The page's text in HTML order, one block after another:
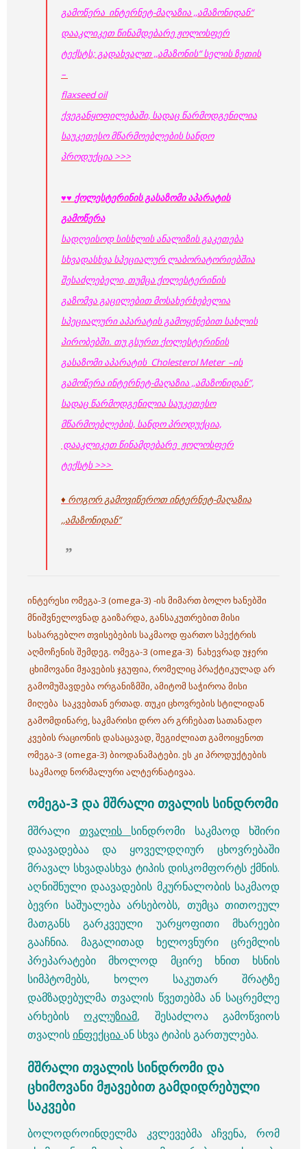
გამოწერა ინტერნეტ-მაღაზია ,,ამაზონიდან“
დააკლიკეთ წინამდებარე ჟოლოსფერ
ტექსტს; გადახვალთ ,,ამაზონის“ სელის ზეთის
–
flaxseed oil
ქვეგანყოფილებაში, სადაც წარმოდგენილია
საუკეთესო მწარმოებლების სანდო
პროდუქცია >>>
♥♥ ქოლესტერინის გასაზომი აპარატის
გამოწერა
სადღეისოდ სისხლის ანალიზის გაკეთება
სხვადასხვა სპეციალურ ლაბორატორიებშია
შესაძლებელი, თუმცა ქოლესტერინის
გაზომვა გაცილებით მოსახერხებელია
სპეციალური აპარატის გამოყენებით სახლის
პირობებში. თუ გსურთქოლესტერინის
გასაზომი აპარატის Cholesterol Meter–ის
გამოწერა ინტერნეტ-მაღაზია ,,ამაზონიდან”,
სადაც წარმოდგენილია საუკეთესო
მწარმოებლების, სანდო პროდუქცია,
დააკლიკეთ წინამდებარე ჟოლოსფერ
ტექსტს >>>
♦ როგორ გამოვიწეროთ ინტერნეტ-მაღაზია
,,ამაზონიდან”
ინტერესი ომეგა-3 (omega-3) -ის მიმართ ბოლო ხანებში
მნიშვნელოვნად გაიზარდა, განსაკუთრებით მისი
სასარგებლო თვისებების საკმაოდ ფართო სპექტრის
აღმოჩენის შემდეგ. ომეგა-3 (omega-3) ნახევრად უჯერი
ცხიმოვანი მჟავების ჯგუფია, რომელიც პრაქტიკულად არ
გამომუშავდება ორგანიზმში, ამიტომ საჭიროა მისი
მიღება საკვებთან ერთად. თუკი ცხოვრების სტილიდან
გამომდინარე, საკმარისი დრო არ გრჩებათ სათანადო
კვების რაციონის დასაცავად, შეგიძლიათ გამოიყენოთ
ომეგა-3 (omega-3) ბიოდანამატები. ეს კი პროდუქტების
საკმაოდ ნორმალური ალტერნატივაა.
ომეგა-3 და მშრალი თვალის სინდრომი
მშრალი თვალის სინდრომი საკმაოდ ხშირი
დაავადებაა და ყოველდღიურ ცხოვრებაში
მრავალ სხვადასხვა ტიპის დისკომფორტს ქმნის.
აღნიშნული დაავადების მკურნალობის საკმაოდ
ბევრი საშუალება არსებობს, თუმცა თითოეულ
მათგანს გარკვეული უარყოფითი მხარეები
გააჩნია. მაგალითად ხელოვნური ცრემლის
პრეპარატები მხოლოდ მცირე ხნით ხსნის
სიმპტომებს, ხოლო საკუთარ შრატზე
დამზადებულმა თვალის წვეთებმა ან საცრემლე
არხებისოკლუზიამ, შესაძლოა გამოწვიოს
თვალისინფექციაან სხვა ტიპის გართულება.
მშრალი თვალის სინდრომი და
ცხიმოვანი მჟავებით გამდიდრებული
საკვები
ბოლოდროინდელმა კვლევებმა აჩვენა, რომ